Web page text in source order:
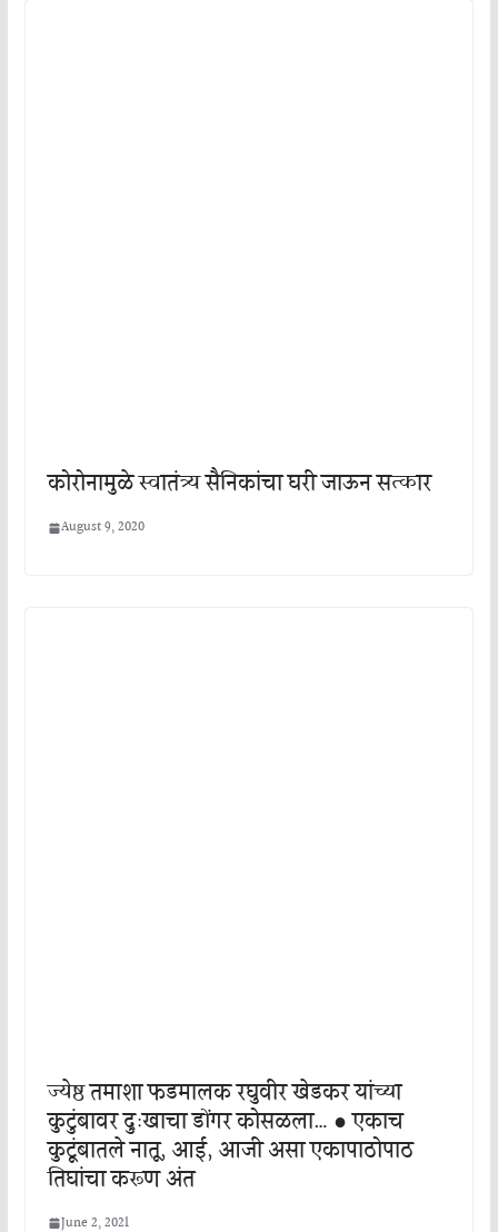
कोरोनामुळे स्वातंत्र्य सैनिकांचा घरी जाऊन सत्कार
August 9, 2020
ज्येष्ठ तमाशा फडमालक रघुवीर खेडकर यांच्या
कुटुंबावर दुःखाचा डोंगर कोसळला… ● एकाच
कुटूंबातले नातू, आई, आजी असा एकापाठोपाठ
तिघांचा करूण अंत
June 2, 2021